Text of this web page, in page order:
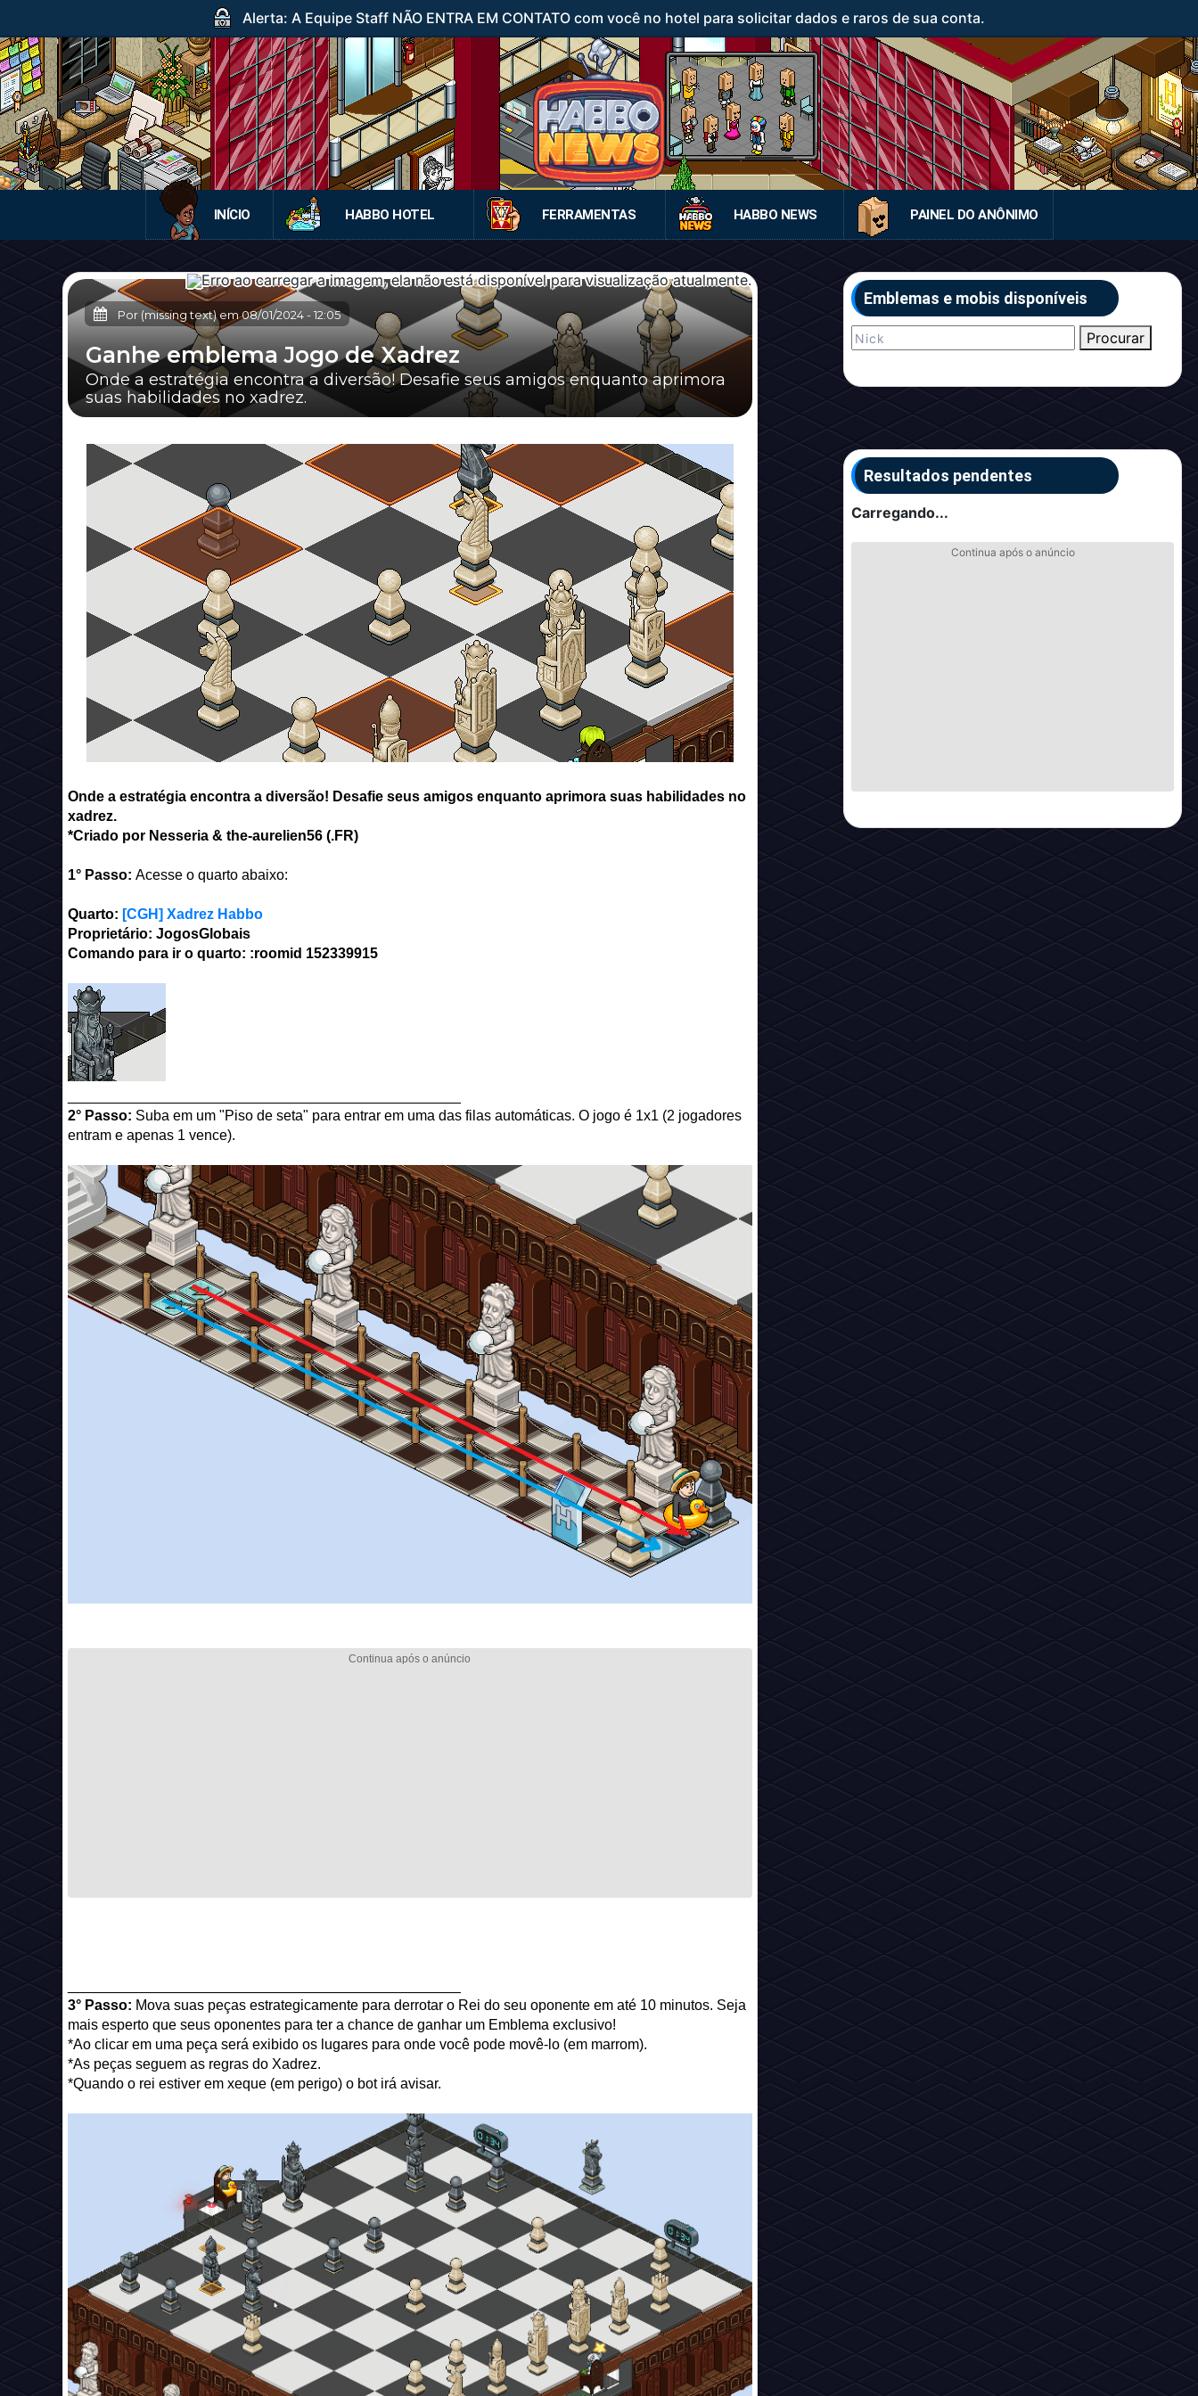
Alerta: A Equipe Staff NÃO ENTRA EM CONTATO com você no hotel para solicitar dados e raros de sua conta.
INÍCIO HABBO HOTEL FERRAMENTAS HABBO NEWS PAINEL DO ANÔNIMO
Por (missing text) em08/01/2024-12:05
Ganhe emblema Jogo de Xadrez
Onde a estratégia encontra a diversão! Desafie seus amigos enquanto aprimora
suas habilidades no xadrez.
Onde a estratégia encontra a diversão! Desafie seus amigos enquanto aprimora suas habilidades no
xadrez.
*Criado por Nesseria & the-aurelien56 (.FR)
1° Passo: Acesse o quarto abaixo:
Quarto: [CGH] Xadrez Habbo
Proprietário: JogosGlobais
Comando para ir o quarto: :roomid 152339915
2° Passo: Suba em um "Piso de seta" para entrar em uma das filas automáticas. O jogo é 1x1 (2 jogadores
entram e apenas 1 vence).
3° Passo: Mova suas peças estrategicamente para derrotar o Rei do seu oponente em até 10 minutos. Seja
mais esperto que seus oponentes para ter a chance de ganhar um Emblema exclusivo!
*Ao clicar em uma peça será exibido os lugares para onde você pode movê-lo (em marrom).
*As peças seguem as regras do Xadrez.
*Quando o rei estiver em xeque (em perigo) o bot irá avisar.
Emblemas e mobis disponíveis
Procurar
Resultados pendentes
Carregando...